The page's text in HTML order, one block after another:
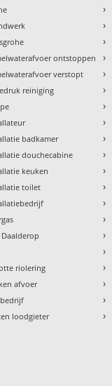
ontstoppen
verstopt
reiniging
badkamer
douchecabine
keuken
toilet
riolering
afvoer
loodgieter
›
›
›
›
›
›
›
›
›
›
›
›
›
›
›
›
›
›
›
›